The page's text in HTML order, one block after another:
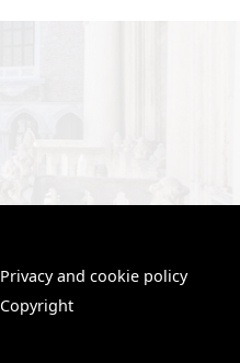
Privacy and cookie policy
Copyright